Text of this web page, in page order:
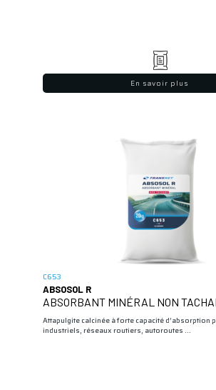
En savoir plus
C653
ABSOSOL R
ABSORBANT MINÉRAL NON
Attapulgite calcinée à forte capacité d’absorption
industriels, réseaux routiers, autoroutes …